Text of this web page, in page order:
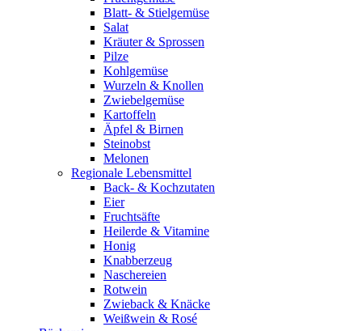
Blatt- & Stielgemüse
Salat
Kräuter & Sprossen
Pilze
Kohlgemüse
Wurzeln & Knollen
Zwiebelgemüse
Kartoffeln
Äpfel & Birnen
Steinobst
Melonen
Regionale Lebensmittel
Back- & Kochzutaten
Eier
Fruchtsäfte
Heilerde & Vitamine
Honig
Knabberzeug
Naschereien
Rotwein
Zwieback & Knäcke
Weißwein & Rosé